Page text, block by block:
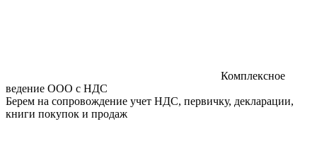
Комплексное
ведение ООО с НДС
Берем на сопровождение учет НДС, первичку, декларации,
книги покупок и продаж